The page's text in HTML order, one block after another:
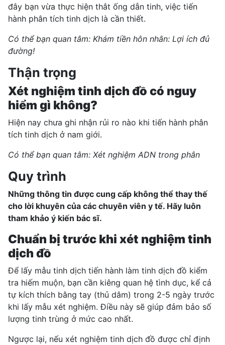
đây bạn vừa thực hiện thắt ống dẫn tinh, việc tiến
hành phân tích tinh dịch là cần thiết.
Có thể bạn quan tâm: Khám tiền hôn nhân: Lợi ích đủ
đường!
Thận trọng
Xét nghiệm tinh dịch đồ có nguy
hiểm gì không?
Hiện nay chưa ghi nhận rủi ro nào khi tiến hành phân
tích tinh dịch ở nam giới.
Có thể bạn quan tâm: Xét nghiệm ADN trong phân
Quy trình
Những thông tin được cung cấp không thể thay thế
cho lời khuyên của các chuyên viên y tế. Hãy luôn
tham khảo ý kiến bác sĩ.
Chuẩn bị trước khi xét nghiệm tinh
dịch đồ
Để lấy mẫu tinh dịch tiến hành làm tinh dịch đồ kiểm
tra hiếm muộn, bạn cần kiêng quan hệ tình dục, kể cả
tự kích thích bằng tay (thủ dâm) trong 2-5 ngày trước
khi lấy mẫu xét nghiệm. Điều này sẽ giúp đảm bảo số
lượng tinh trùng ở mức cao nhất.
Ngược lại, nếu xét nghiệm tinh dịch đồ được chỉ định